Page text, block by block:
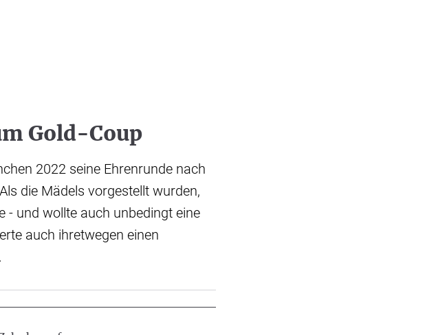
Gold-Coup
2022 seine Ehrenrunde nach
die Mädels vorgestellt wurden,
- und wollte auch unbedingt eine
auch ihretwegen einen